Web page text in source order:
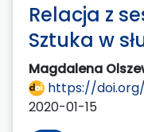
Relacja z
Sztuka w
Magdalena
https://doi.org/
2020-01-15